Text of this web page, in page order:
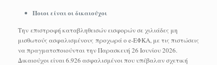
Ποιοι είναι οι δικαιούχοι
Την επιστροφή καταβληθεισών εισφορών σε χιλιάδες μη
μισθωτούς ασφαλισμένους προχωρά ο e-ΕΦΚΑ, με τις πιστώσεις
να πραγματοποιούνται την Παρασκευή 26 Ιουνίου 2026.
Δικαιούχοι είναι 6.926 ασφαλισμένοι που υπέβαλαν σχετική